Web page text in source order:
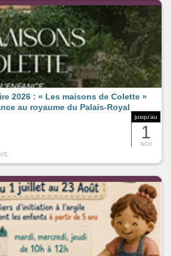
jusqu'au
1
NOV
2026 : « Les maisons de Colette »
au royaume du Palais-Royal